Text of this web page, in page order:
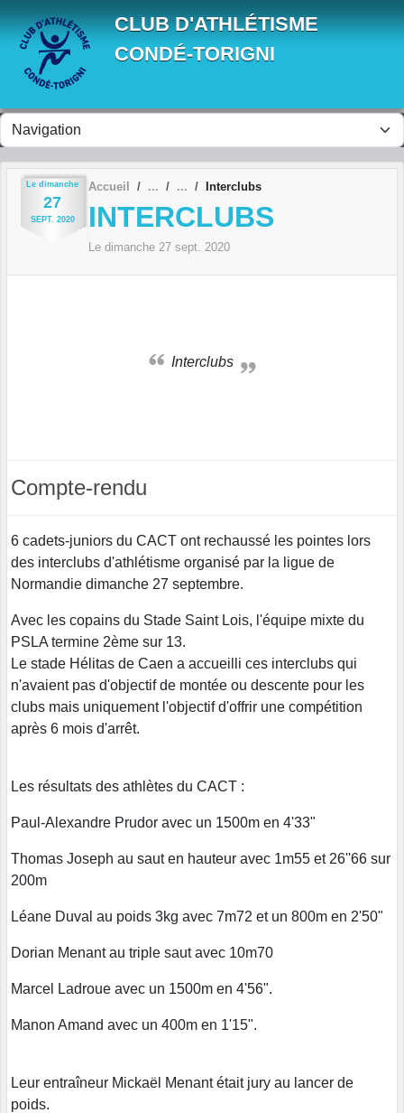
CLUB D'ATHLÉTISME
CONDÉ-TORIGNI
Le dimanche
27
SEPT. 2020
Accueil Interclubs
INTERCLUBS
Le dimanche 27 sept. 2020
Interclubs
Compte-rendu
6 cadets-juniors du CACT ont rechaussé les pointes lors
des interclubs d'athlétisme organisé par la ligue de
Normandie dimanche 27 septembre.
Avec les copains du Stade Saint Lois, l'équipe mixte du
PSLA termine 2ème sur 13.
Le stade Hélitas de Caen a accueilli ces interclubs qui
n'avaient pas d'objectif de montée ou descente pour les
clubs mais uniquement l'objectif d'offrir une compétition
après 6 mois d'arrêt.
Les résultats des athlètes du CACT :
Paul-Alexandre Prudor avec un 1500m en 4'33"
Thomas Joseph au saut en hauteur avec 1m55 et 26''66 sur
200m
Léane Duval au poids 3kg avec 7m72 et un 800m en 2'50"
Dorian Menant au triple saut avec 10m70
Marcel Ladroue avec un 1500m en 4'56".
Manon Amand avec un 400m en 1'15".
Leur entraîneur Mickaël Menant était jury au lancer de
poids.